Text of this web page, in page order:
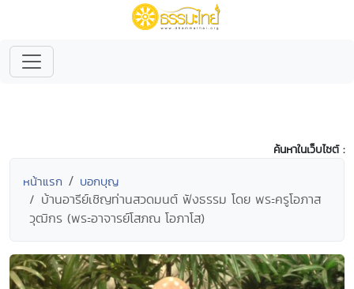
ค้นหาในเว็บไซต์ :
หน้าแรก บอกบุญ
บ้านอารีย์เชิญท่านสวดมนต์ ฟังธรรม โดย พระครูโอภาส
วุฒิกร (พระอาจารย์โสภณ โอภาโส)